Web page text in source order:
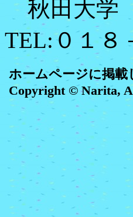
秋田大学
TEL:０１８
ホームページに掲載
Copyright © Narita,